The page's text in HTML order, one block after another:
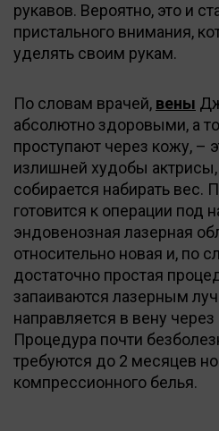
рукавов. Вероятно, это и
пристального внимания,
уделять своим рукам.
По словам врачей, вены
абсолютно здоровыми, а
проступают через кожу, –
излишней худобы актрисы,
собирается набирать вес.
готовится к операции под
эндовенозная лазерная
относительно новая и, по
достаточно простая
запаиваются лазерным
направляется в вену
Процедура почти
требуются до 2 месяцев
компрессионного белья.